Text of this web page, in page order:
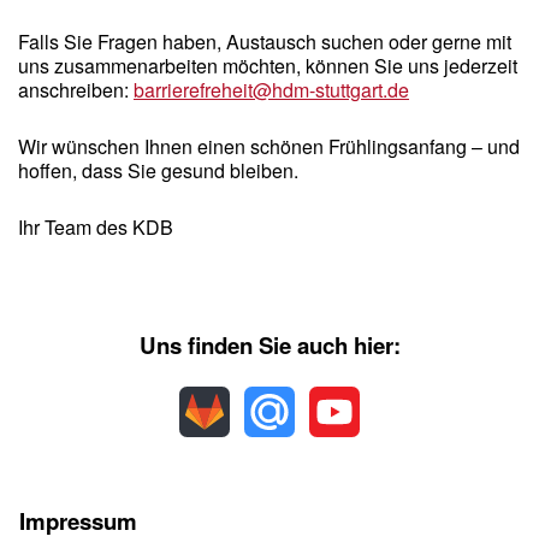
Falls Sie Fragen haben, Austausch suchen oder gerne mit
uns zusammenarbeiten möchten, können Sie uns jederzeit
anschreiben: barrierefreheit@hdm-stuttgart.de
Wir wünschen Ihnen einen schönen Frühlingsanfang – und
hoffen, dass Sie gesund bleiben.
Ihr Team des KDB
Uns finden Sie auch hier:
Impressum